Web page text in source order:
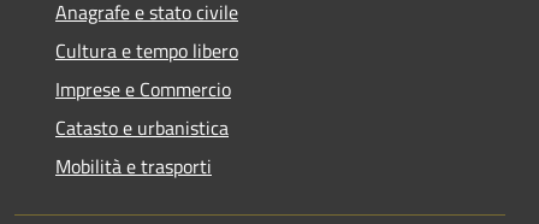
Anagrafe e stato civile
Cultura e tempo libero
Imprese e Commercio
Catasto e urbanistica
Mobilità e trasporti